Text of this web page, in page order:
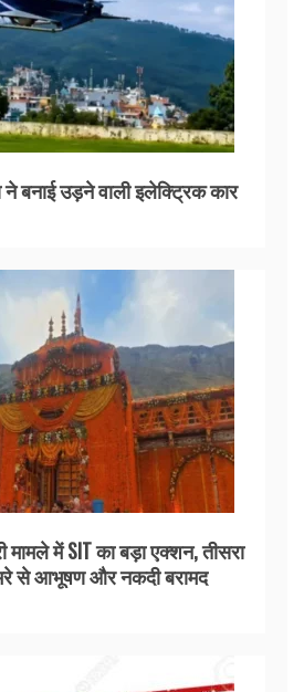
ने बनाई उड़ने वाली इलेक्ट्रिक कार
मामले में SIT का बड़ा एक्शन, तीसरा
से आभूषण और नकदी बरामद